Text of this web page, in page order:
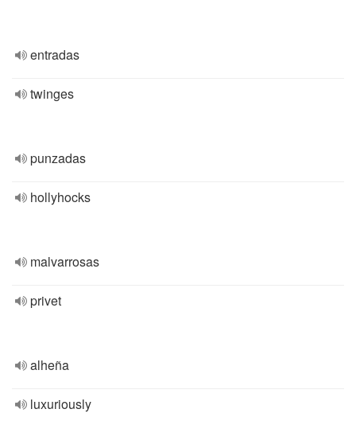
entradas
twinges
punzadas
hollyhocks
malvarrosas
privet
alheña
luxuriously